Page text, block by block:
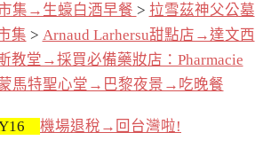
集→生蠔白酒早餐 > 拉雪茲神父公墓
集 > Arnaud Larhersu甜點店→達文西
教堂→採買必備藥妝店：Pharmacie
馬特聖心堂→巴黎夜景→吃晚餐
機場退稅→回台灣啦!